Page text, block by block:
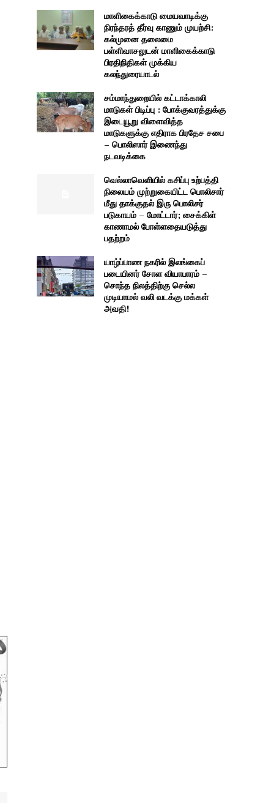
மாளிகைக்காடு மையவாடிக்கு
நிரந்தரத் தீர்வு காணும் முயற்சி:
கல்முனை தலைமை
பள்ளிவாசலுடன் மாளிகைக்காடு
பிரதிநிதிகள் முக்கிய
கலந்துரையாடல்
சம்மாந்துறையில் கட்டாக்காலி
மாடுகள் பிடிப்பு : போக்குவரத்துக்கு
இடையூறு விளைவித்த
மாடுகளுக்கு எதிராக பிரதேச சபை
– பொலிஸார் இணைந்து
நடவடிக்கை
வெல்லாவெளியில் கசிப்பு உற்பத்தி
நிலையம் முற்றுகையிட்ட பொலிசார்
மீது தாக்குதல் இரு பொலிசர்
படுகாயம் – மோட்டார்; சைக்கிள்
காணாமல் போள்ளதையடுத்து
பதற்றம்
யாழ்ப்பாண நகரில் இலங்கைப்
படையினர் சோள வியாபாரம் –
சொந்த நிலத்திற்கு செல்ல
முடியாமல் வலி வடக்கு மக்கள்
அவதி!